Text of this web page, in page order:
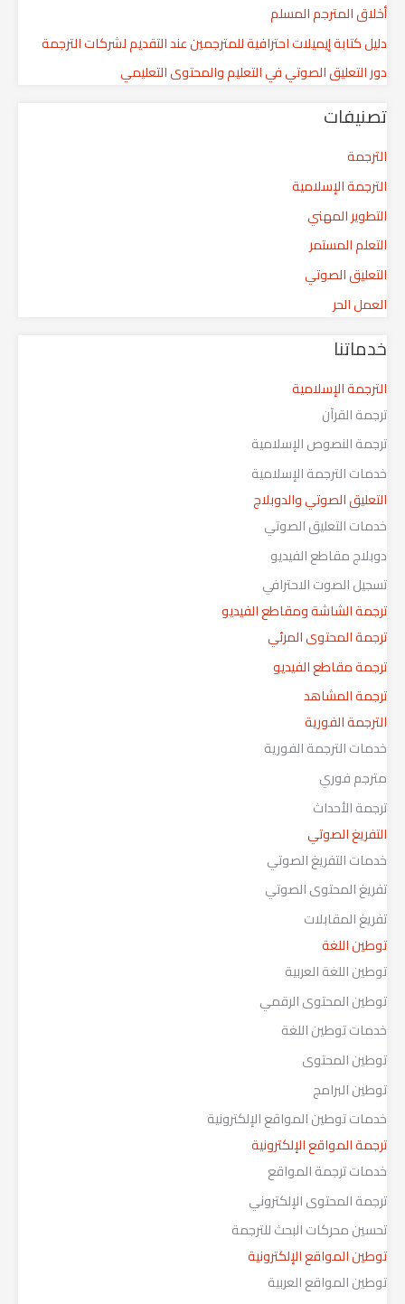
ث
ع
ن
أخلاق المترجم المسلم
دليل كتابة إيميلات احترافية للمترجمين عند التقديم لشركات الترجمة
دور التعليق الصوتي في التعليم والمحتوى التعليمي
تصنيفات
الترجمة
الترجمة الإسلامية
التطوير المهني
التعلم المستمر
التعليق الصوتي
العمل الحر
خدماتنا
الترجمة الإسلامية
ترجمة القرآن
ترجمة النصوص الإسلامية
خدمات الترجمة الإسلامية
التعليق الصوتي والدوبلاج
خدمات التعليق الصوتي
دوبلاج مقاطع الفيديو
تسجيل الصوت الاحترافي
ترجمة الشاشة ومقاطع الفيديو
ترجمة المحتوى المرئي
ترجمة مقاطع الفيديو
ترجمة المشاهد
الترجمة الفورية
خدمات الترجمة الفورية
مترجم فوري
ترجمة الأحداث
التفريغ الصوتي
خدمات التفريغ الصوتي
تفريغ المحتوى الصوتي
تفريغ المقابلات
توطين اللغة
توطين اللغة العربية
توطين المحتوى الرقمي
خدمات توطين اللغة
توطين المحتوى
توطين البرامج
خدمات توطين المواقع الإلكترونية
ترجمة المواقع الإلكترونية
خدمات ترجمة المواقع
ترجمة المحتوى الإلكتروني
تحسين محركات البحث للترجمة
توطين المواقع الإلكترونية
توطين المواقع العربية